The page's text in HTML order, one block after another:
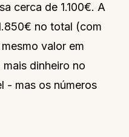
cerca de 1.100€. A
no total (com
valor em
dinheiro no
- mas os números